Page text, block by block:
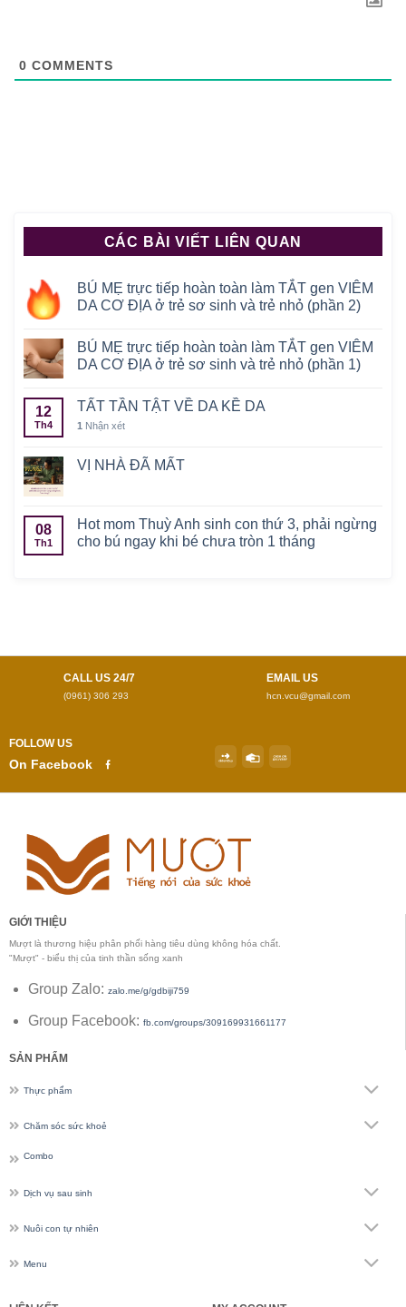
0 COMMENTS
CÁC BÀI VIẾT LIÊN QUAN
BÚ MẸ trực tiếp hoàn toàn làm TẮT gen VIÊM
DA CƠ ĐỊA ở trẻ sơ sinh và trẻ nhỏ (phần 2)
BÚ MẸ trực tiếp hoàn toàn làm TẮT gen VIÊM
DA CƠ ĐỊA ở trẻ sơ sinh và trẻ nhỏ (phần 1)
12
Th4
TẤT TẦN TẬT VỀ DA KỀ DA
1 Nhận xét
VỊ NHÀ ĐÃ MẤT
08
Th1
Hot mom Thuỳ Anh sinh con thứ 3, phải ngừng
cho bú ngay khi bé chưa tròn 1 tháng
CALL US 24/7
(0961) 306 293
EMAIL US
hcn.vcu@gmail.com
FOLLOW US
On Facebook
GIỚI THIỆU
Mượt là thương hiệu phân phối hàng tiêu dùng không hóa chất.
"Mượt" - biểu thị của tinh thần sống xanh
Group Zalo: zalo.me/g/gdbiji759
Group Facebook: fb.com/groups/309169931661177
SẢN PHẨM
Thực phẩm
Chăm sóc sức khoẻ
Combo
Dịch vụ sau sinh
Nuôi con tự nhiên
Menu